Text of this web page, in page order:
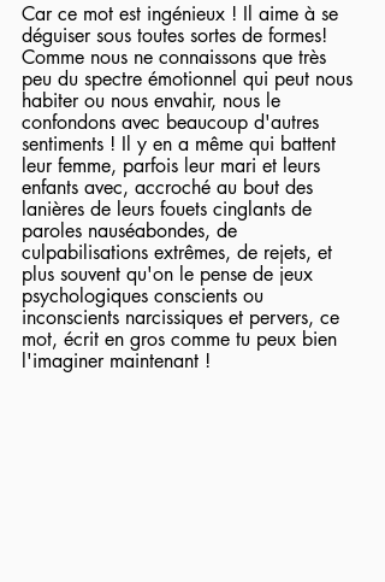
Car ce mot est ingénieux ! Il aime à se
déguiser sous toutes sortes de formes!
Comme nous ne connaissons que très
peu du spectre émotionnel qui peut nous
habiter ou nous envahir, nous le
confondons avec beaucoup d'autres
sentiments ! Il y en a même qui battent
leur femme, parfois leur mari et leurs
enfants avec, accroché au bout des
lanières de leurs fouets cinglants de
paroles nauséabondes, de
culpabilisations extrêmes, de rejets, et
plus souvent qu'on le pense de jeux
psychologiques conscients ou
inconscients narcissiques et pervers, ce
mot, écrit en gros comme tu peux bien
l'imaginer maintenant !